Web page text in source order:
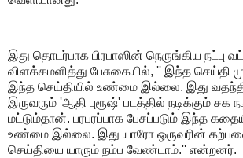
இது தொடர்பாக பிரபாஸின் நெருங்கிய நட்பு
விளக்கமளித்து பேசுகையில், '' இந்த செய்தி
இந்த செய்தியில் உண்மை இல்லை. இது
இருவரும் 'ஆதி புரூஷ்' படத்தில் நடிக்கும் சக
மட்டும்தான். பரபரப்பாக பேசப்படும் இந்த
உண்மை இல்லை. இது யாரோ ஒருவரின்
செய்தியை யாரும் நம்ப வேண்டாம்.'' என்றனர்.